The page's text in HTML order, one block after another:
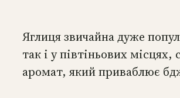
Яглиця звичайна дуже
так і у півтіньових
аромат, який приваблює